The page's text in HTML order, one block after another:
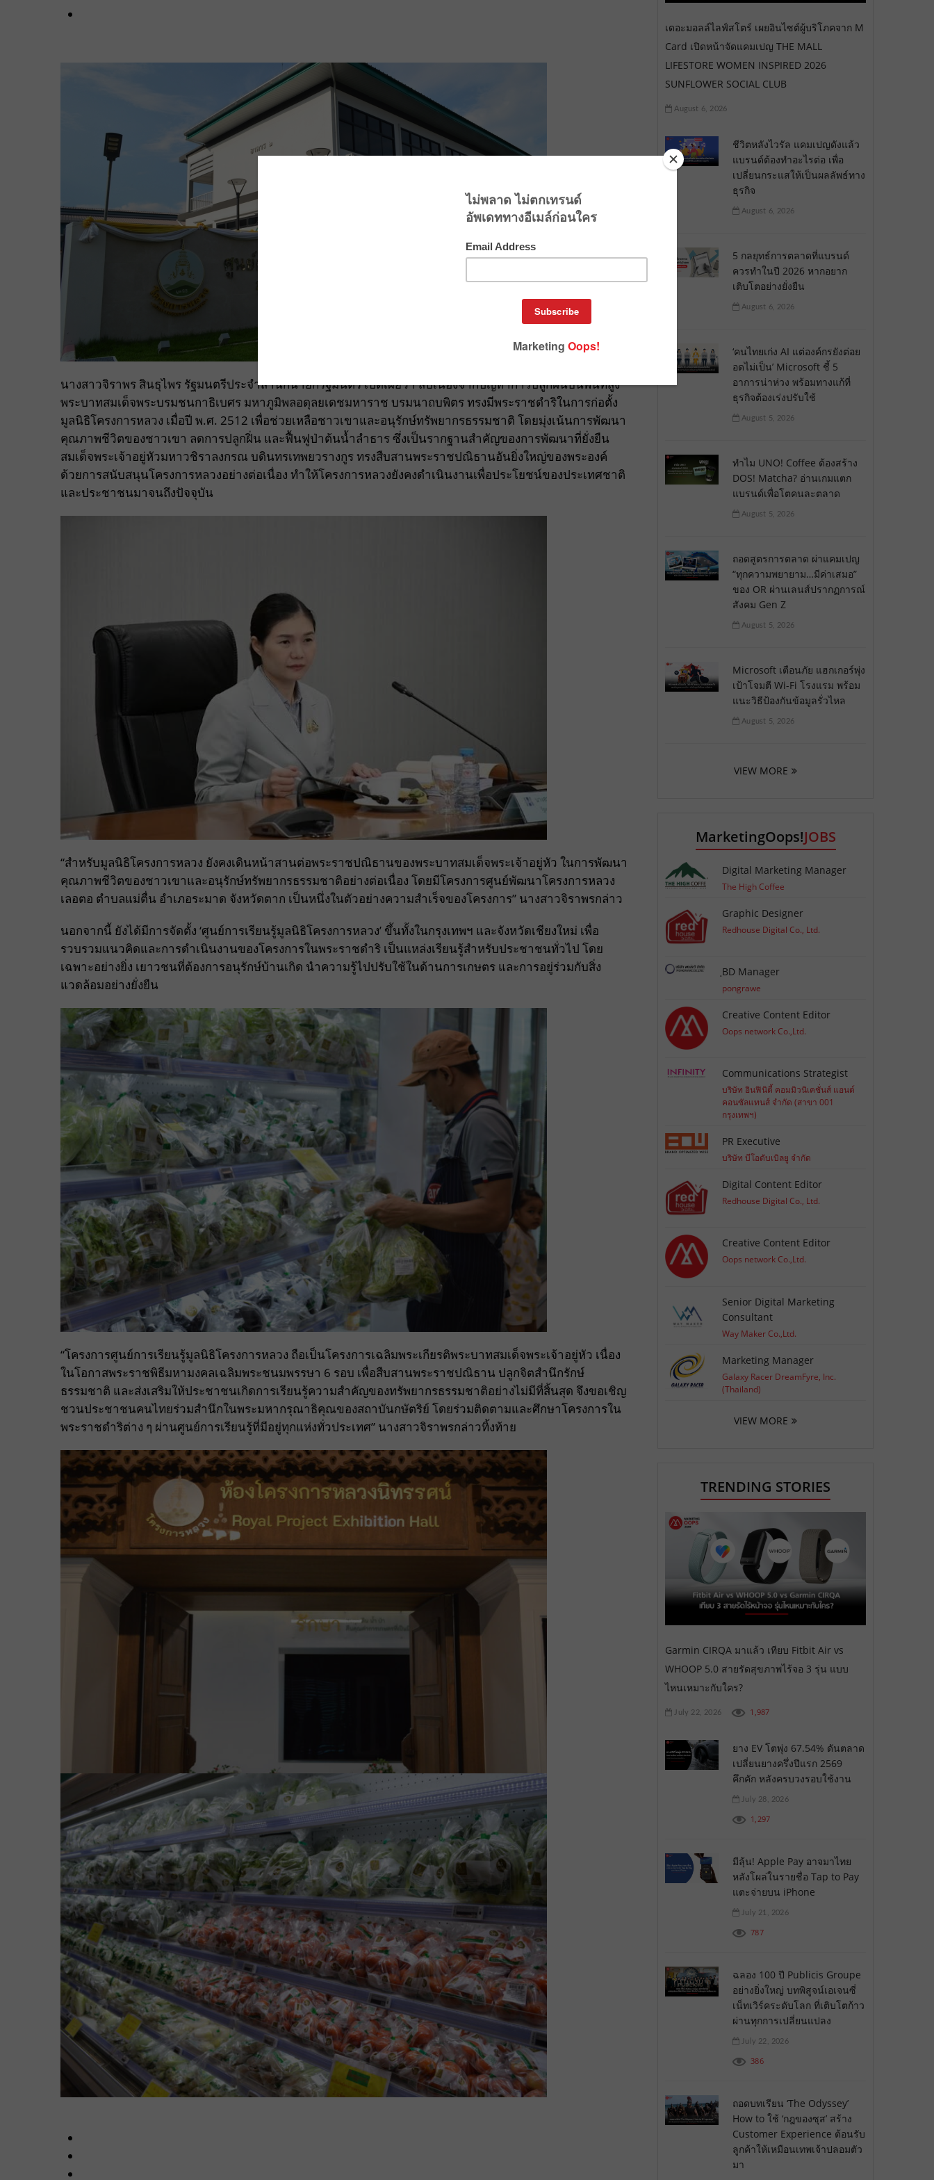
นางสาวจิราพร สินธุไพร รัฐมนตรีประจำสำนักนายกรัฐมนตรี เปิดเผยว่า สืบเนื่องจากปัญหาการปลูกฝิ่นบนพื้นที่สูง
พระบาทสมเด็จพระบรมชนกาธิเบศร มหาภูมิพลอดุลยเดชมหาราช บรมนาถบพิตร ทรงมีพระราชดำริในการก่อตั้ง
มูลนิธิโครงการหลวง เมื่อปี พ.ศ. 2512 เพื่อช่วยเหลือชาวเขาและอนุรักษ์ทรัพยากรธรรมชาติ โดยมุ่งเน้นการพัฒนา
คุณภาพชีวิตของชาวเขา ลดการปลูกฝิ่น และฟื้นฟูป่าต้นน้ำลำธาร ซึ่งเป็นรากฐานสำคัญของการพัฒนาที่ยั่งยืน
สมเด็จพระเจ้าอยู่หัวมหาวชิราลงกรณ บดินทรเทพยวรางกูร ทรงสืบสานพระราชปณิธานอันยิ่งใหญ่ของพระองค์
ด้วยการสนับสนุนโครงการหลวงอย่างต่อเนื่อง ทำให้โครงการหลวงยังคงดำเนินงานเพื่อประโยชน์ของประเทศชาติ
และประชาชนมาจนถึงปัจจุบัน
“สำหรับมูลนิธิโครงการหลวง ยังคงเดินหน้าสานต่อพระราชปณิธานของพระบาทสมเด็จพระเจ้าอยู่หัว ในการพัฒนา
คุณภาพชีวิตของชาวเขาและอนุรักษ์ทรัพยากรธรรมชาติอย่างต่อเนื่อง โดยมีโครงการศูนย์พัฒนาโครงการหลวง
เลอตอ ตำบลแม่ตื่น อำเภอระมาด จังหวัดตาก เป็นหนึ่งในตัวอย่างความสำเร็จของโครงการ” นางสาวจิราพรกล่าว
นอกจากนี้ ยังได้มีการจัดตั้ง ‘ศูนย์การเรียนรู้มูลนิธิโครงการหลวง’ ขึ้นทั้งในกรุงเทพฯ และจังหวัดเชียงใหม่ เพื่อ
รวบรวมแนวคิดและการดำเนินงานของโครงการในพระราชดำริ เป็นแหล่งเรียนรู้สำหรับประชาชนทั่วไป โดย
เฉพาะอย่างยิ่ง เยาวชนที่ต้องการอนุรักษ์บ้านเกิด นำความรู้ไปปรับใช้ในด้านการเกษตร และการอยู่ร่วมกับสิ่ง
แวดล้อมอย่างยั่งยืน
“โครงการศูนย์การเรียนรู้มูลนิธิโครงการหลวง ถือเป็นโครงการเฉลิมพระเกียรติพระบาทสมเด็จพระเจ้าอยู่หัว เนื่อง
ในโอกาสพระราชพิธีมหามงคลเฉลิมพระชนมพรรษา 6 รอบ เพื่อสืบสานพระราชปณิธาน ปลูกจิตสำนึกรักษ์
ธรรมชาติ และส่งเสริมให้ประชาชนเกิดการเรียนรู้ความสำคัญของทรัพยากรธรรมชาติอย่างไม่มีที่สิ้นสุด จึงขอเชิญ
ชวนประชาชนคนไทยร่วมสำนึกในพระมหากรุณาธิคุณของสถาบันกษัตริย์ โดยร่วมติดตามและศึกษาโครงการใน
พระราชดำริต่าง ๆ ผ่านศูนย์การเรียนรู้ที่มีอยู่ทุกแห่งทั่วประเทศ” นางสาวจิราพรกล่าวทิ้งท้าย
เดอะมอลล์ไลฟ์สโตร์ เผยอินไซต์ผู้บริโภคจาก M
Card เปิดหน้าจัดแคมเปญ THE MALL
LIFESTORE WOMEN INSPIRED 2026
SUNFLOWER SOCIAL CLUB
August 6, 2026
ชีวิตหลังไวรัล แคมเปญดังแล้ว
แบรนด์ต้องทำอะไรต่อ เพื่อ
เปลี่ยนกระแสให้เป็นผลลัพธ์ทาง
ธุรกิจ
August 6, 2026
5 กลยุทธ์การตลาดที่แบรนด์
ควรทำในปี 2026 หากอยาก
เติบโตอย่างยั่งยืน
August 6, 2026
‘คนไทยเก่ง AI แต่องค์กรยังต่อย
อดไม่เป็น’ Microsoft ชี้ 5
อาการน่าห่วง พร้อมทางแก้ที่
ธุรกิจต้องเร่งปรับใช้
August 5, 2026
ทำไม UNO! Coffee ต้องสร้าง
DOS! Matcha? อ่านเกมแตก
แบรนด์เพื่อโตคนละตลาด
August 5, 2026
ถอดสูตรการตลาด ผ่าแคมเปญ
“ทุกความพยายาม…มีค่าเสมอ”
ของ OR ผ่านเลนส์ปรากฏการณ์
สังคม Gen Z
August 5, 2026
Microsoft เตือนภัย แฮกเกอร์พุ่ง
เป้าโจมตี Wi-Fi โรงแรม พร้อม
แนะวิธีป้องกันข้อมูลรั่วไหล
August 5, 2026
VIEW MORE
MarketingOops!JOBS
Digital Marketing Manager
The High Coffee
Graphic Designer
Redhouse Digital Co., Ltd.
ฺBD Manager
pongrawe
Creative Content Editor
Oops network Co.,Ltd.
Communications Strategist
บริษัท อินฟินิตี้ คอมมิวนิเคชั่นส์ แอนด์
คอนซัลแทนส์ จำกัด (สาขา 001
กรุงเทพฯ)
PR Executive
บริษัท บีโอดับเบิลยู จำกัด
Digital Content Editor
Redhouse Digital Co., Ltd.
Creative Content Editor
Oops network Co.,Ltd.
Senior Digital Marketing
Consultant
Way Maker Co.,Ltd.
Marketing Manager
Galaxy Racer DreamFyre, Inc.
(Thailand)
VIEW MORE
TRENDING STORIES
Garmin CIRQA มาแล้ว เทียบ Fitbit Air vs
WHOOP 5.0 สายรัดสุขภาพไร้จอ 3 รุ่น แบบ
ไหนเหมาะกับใคร?
July 22, 2026 1,987
ยาง EV โตพุ่ง 67.54% ดันตลาด
เปลี่ยนยางครึ่งปีแรก 2569
คึกคัก หลังครบวงรอบใช้งาน
July 28, 2026
1,297
มีลุ้น! Apple Pay อาจมาไทย
หลังโผล่ในรายชื่อ Tap to Pay
แตะจ่ายบน iPhone
July 21, 2026
787
ฉลอง 100 ปี Publicis Groupe
อย่างยิ่งใหญ่ บทพิสูจน์เอเจนซี่
เน็ทเวิร์คระดับโลก ที่เติบโตก้าว
ผ่านทุกการเปลี่ยนแปลง
July 22, 2026
386
ถอดบทเรียน ‘The Odyssey’
How to ใช้ ‘กฎของซุส’ สร้าง
Customer Experience ต้อนรับ
ลูกค้าให้เหมือนเทพเจ้าปลอมตัว
มา